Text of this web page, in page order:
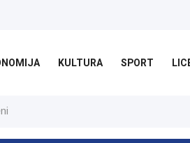
KULTURA SPORT